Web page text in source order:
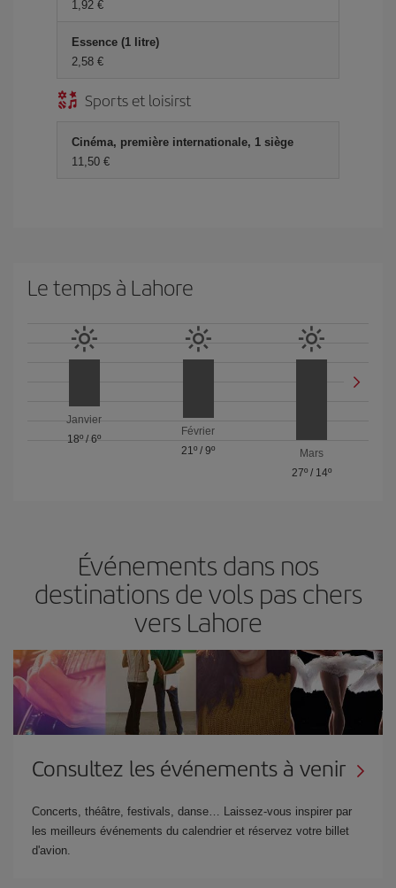
1,92 €
Essence (1 litre)
2,58 €
Sports et loisirst
Cinéma, première internationale, 1 siège
11,50 €
Le temps à Lahore
Janvier
18º /6º
Février
21º / 9º
Mars
27º / 14º
Événements dans nos
destinations de vols pas chers
vers Lahore
Consultez les événements à venir
Concerts, théâtre, festivals, danse… Laissez-vous inspirer par
les meilleurs événements du calendrier et réservez votre billet
d'avion.